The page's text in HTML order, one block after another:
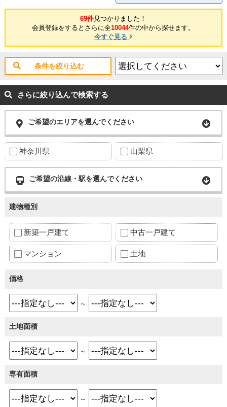
69件見つかりました！
会員登録をするとさらに全10044件の中から探せます。
今すぐ見る
条件を絞り込む
さらに絞り込んで検索する
ご希望のエリアを選んでください
神奈川県 山梨県
ご希望の沿線・駅を選んでください
建物種別
新築一戸建て 中古一戸建て
マンション 土地
価格
～
土地面積
～
専有面積
～